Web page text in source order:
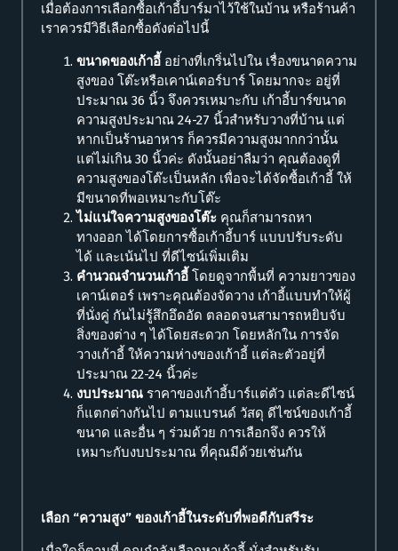
เมื่อต้องการเลือกซื้อเก้าอี้บาร์มาไว้ใช้ในบ้าน หรือร้านค้า
เราควรมีวิธีเลือกซื้อดังต่อไปนี้
ขนาดของเก้าอี้ อย่างที่เกริ่นไปใน เรื่องขนาดความ
สูงของ โต๊ะหรือเคาน์เตอร์บาร์ โดยมากจะ อยู่ที่
ประมาณ 36 นิ้ว จึงควรเหมาะกับ เก้าอี้บาร์ขนาด
ความสูงประมาณ 24-27 นิ้วสำหรับวางที่บ้าน แต่
หากเป็นร้านอาหาร ก็ควรมีความสูงมากกว่านั้น
แต่ไม่เกิน 30 นิ้วค่ะ ดังนั้นอย่าลืมว่า คุณต้องดูที่
ความสูงของโต๊ะเป็นหลัก เพื่อจะได้จัดซื้อเก้าอี้ ให้
มีขนาดที่พอเหมาะกับโต๊ะ
ไม่แน่ใจความสูงของโต๊ะ คุณก็สามารถหา
ทางออก ได้โดยการซื้อเก้าอี้บาร์ แบบปรับระดับ
ได้ และเน้นไป ที่ดีไซน์เพิ่มเติม
คำนวณจำนวนเก้าอี้ โดยดูจากพื้นที่ ความยาวของ
เคาน์เตอร์ เพราะคุณต้องจัดวาง เก้าอี้แบบทำให้ผู้
ที่นั่งคู่ กันไม่รู้สึกอึดอัด ตลอดจนสามารถหยิบจับ
สิ่งของต่าง ๆ ได้โดยสะดวก โดยหลักใน การจัด
วางเก้าอี้ ให้ความห่างของเก้าอี้ แต่ละตัวอยู่ที่
ประมาณ 22-24 นิ้วค่ะ
งบประมาณ ราคาของเก้าอี้บาร์แต่ตัว แต่ละดีไซน์
ก็แตกต่างกันไป ตามแบรนด์ วัสดุ ดีไซน์ของเก้าอี้
ขนาด และอื่น ๆ ร่วมด้วย การเลือกจึง ควรให้
เหมาะกับงบประมาณ ที่คุณมีด้วยเช่นกัน
เลือก “ความสูง” ของเก้าอี้ในระดับที่พอดีกับสรีระ